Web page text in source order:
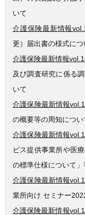
いて
介護保険最新情報
更）届出書の様式に
介護保険最新情報
及び調査研究に係る
いて
介護保険最新情報
の概要等の周知につい
介護保険最新情報
ビス提供事業所や医
の標準仕様について
介護保険最新情報
業所向け セミナー
介護保険最新情報